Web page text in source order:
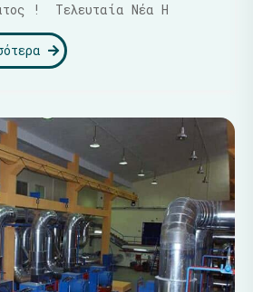
! Τελευταία Νέα Η